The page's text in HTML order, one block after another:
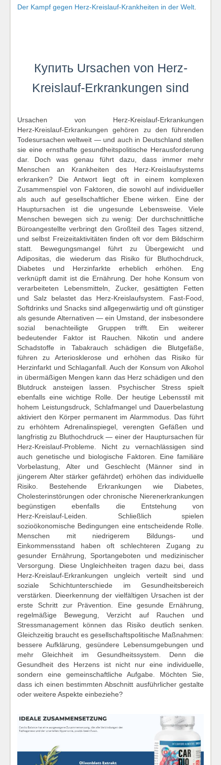
Der Kampf gegen Herz-Kreislauf-Krankheiten in der Welt.
Купить Ursachen von Herz-
Kreislauf-Erkrankungen sind
Ursachen von Herz‑Kreislauf‑Erkrankungen
Herz‑Kreislauf‑Erkrankungen gehören zu den führenden
Todesursachen weltweit — und auch in Deutschland stellen
sie eine ernsthafte gesundheitspolitische Herausforderung
dar. Doch was genau führt dazu, dass immer mehr
Menschen an Krankheiten des Herz‑Kreislaufsystems
erkranken? Die Antwort liegt oft in einem komplexen
Zusammenspiel von Faktoren, die sowohl auf individueller
als auch auf gesellschaftlicher Ebene wirken. Eine der
Hauptursachen ist die ungesunde Lebensweise. Viele
Menschen bewegen sich zu wenig: Der durchschnittliche
Büroangestellte verbringt den Großteil des Tages sitzend,
und selbst Freizeitaktivitäten finden oft vor dem Bildschirm
statt. Bewegungsmangel führt zu Übergewicht und
Adipositas, die wiederum das Risiko für Bluthochdruck,
Diabetes und Herzinfarkte erheblich erhöhen. Eng
verknüpft damit ist die Ernährung. Der hohe Konsum von
verarbeiteten Lebensmitteln, Zucker, gesättigten Fetten
und Salz belastet das Herz‑Kreislaufsystem. Fast‑Food,
Softdrinks und Snacks sind allgegenwärtig und oft günstiger
als gesunde Alternativen — ein Umstand, der insbesondere
sozial benachteiligte Gruppen trifft. Ein weiterer
bedeutender Faktor ist Rauchen. Nikotin und andere
Schadstoffe in Tabakrauch schädigen die Blutgefäße,
führen zu Arteriosklerose und erhöhen das Risiko für
Herzinfarkt und Schlaganfall. Auch der Konsum von Alkohol
in übermäßigen Mengen kann das Herz schädigen und den
Blutdruck ansteigen lassen. Psychischer Stress spielt
ebenfalls eine wichtige Rolle. Der heutige Lebensstil mit
hohem Leistungsdruck, Schlafmangel und Dauerbelastung
aktiviert den Körper permanent im Alarmmodus. Das führt
zu erhöhtem Adrenalinspiegel, verengten Gefäßen und
langfristig zu Bluthochdruck — einer der Hauptursachen für
Herz‑Kreislauf‑Probleme. Nicht zu vernachlässigen sind
auch genetische und biologische Faktoren. Eine familiäre
Vorbelastung, Alter und Geschlecht (Männer sind in
jüngerem Alter stärker gefährdet) erhöhen das individuelle
Risiko. Bestehende Erkrankungen wie Diabetes,
Cholesterinstörungen oder chronische Nierenerkrankungen
begünstigen ebenfalls die Entstehung von
Herz‑Kreislauf‑Leiden. Schließlich spielen
sozioökonomische Bedingungen eine entscheidende Rolle.
Menschen mit niedrigerem Bildungs‑ und
Einkommensstand haben oft schlechteren Zugang zu
gesunder Ernährung, Sportangeboten und medizinischer
Versorgung. Diese Ungleichheiten tragen dazu bei, dass
Herz‑Kreislauf‑Erkrankungen ungleich verteilt sind und
soziale Schichtunterschiede im Gesundheitsbereich
verstärken. Dieerkennung der vielfältigen Ursachen ist der
erste Schritt zur Prävention. Eine gesunde Ernährung,
regelmäßige Bewegung, Verzicht auf Rauchen und
Stressmanagement können das Risiko deutlich senken.
Gleichzeitig braucht es gesellschaftspolitische Maßnahmen:
bessere Aufklärung, gesündere Lebensumgebungen und
mehr Gleichheit im Gesundheitssystem. Denn die
Gesundheit des Herzens ist nicht nur eine individuelle,
sondern eine gemeinschaftliche Aufgabe. Möchten Sie,
dass ich einen bestimmten Abschnitt ausführlicher gestalte
oder weitere Aspekte einbeziehe?